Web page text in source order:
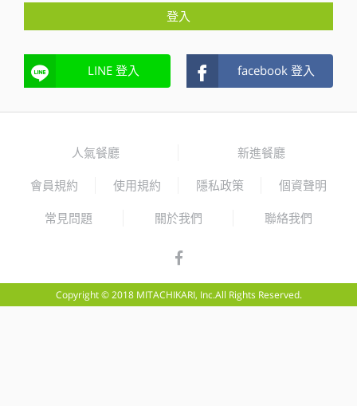
登入
LINE 登入 facebook 登入
人氣餐廳 新進餐廳
會員規約 使用規約 隱私政策 個資聲明
常見問題 關於我們 聯絡我們
Copyright © 2018 MITACHIKARI, Inc.All Rights Reserved.